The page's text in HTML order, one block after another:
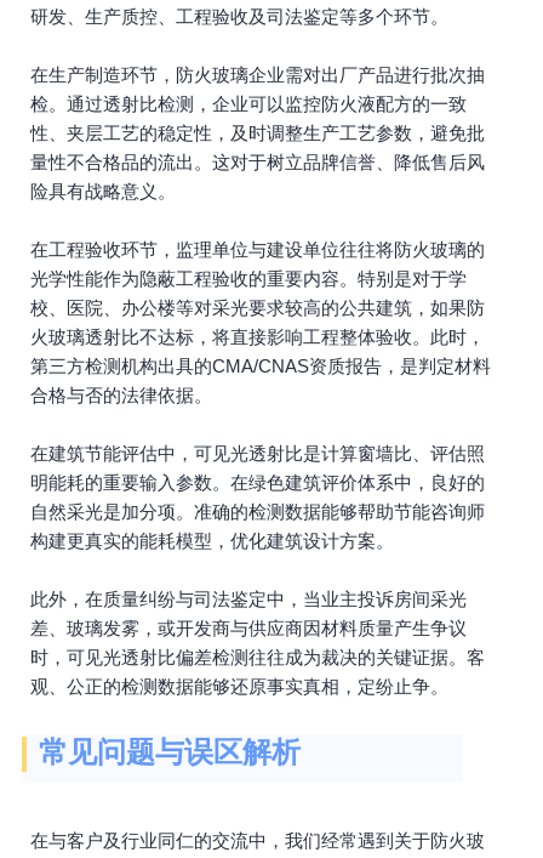
研发、生产质控、工程验收及司法鉴定等多个环节。
在生产制造环节，防火玻璃企业需对出厂产品进行批次抽
检。通过透射比检测，企业可以监控防火液配方的一致
性、夹层工艺的稳定性，及时调整生产工艺参数，避免批
量性不合格品的流出。这对于树立品牌信誉、降低售后风
险具有战略意义。
在工程验收环节，监理单位与建设单位往往将防火玻璃的
光学性能作为隐蔽工程验收的重要内容。特别是对于学
校、医院、办公楼等对采光要求较高的公共建筑，如果防
火玻璃透射比不达标，将直接影响工程整体验收。此时，
第三方检测机构出具的CMA/CNAS资质报告，是判定材料
合格与否的法律依据。
在建筑节能评估中，可见光透射比是计算窗墙比、评估照
明能耗的重要输入参数。在绿色建筑评价体系中，良好的
自然采光是加分项。准确的检测数据能够帮助节能咨询师
构建更真实的能耗模型，优化建筑设计方案。
此外，在质量纠纷与司法鉴定中，当业主投诉房间采光
差、玻璃发雾，或开发商与供应商因材料质量产生争议
时，可见光透射比偏差检测往往成为裁决的关键证据。客
观、公正的检测数据能够还原事实真相，定纷止争。
常见问题与误区解析
在与客户及行业同仁的交流中，我们经常遇到关于防火玻